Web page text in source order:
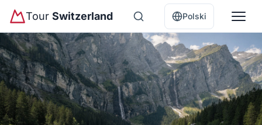
Tour Switzerland Polski